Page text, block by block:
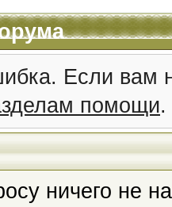
Если вам
помощи.
ничего не